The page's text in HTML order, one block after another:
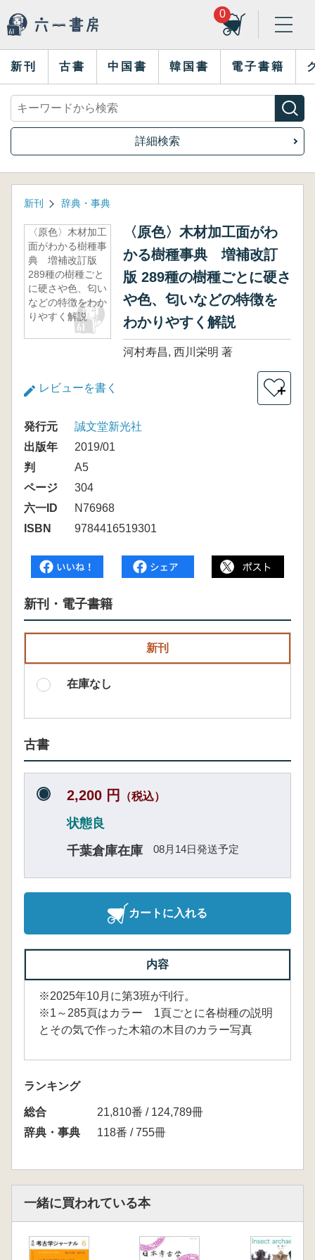
0
新刊 古書 中国書 韓国書 電子書籍
詳細検索
新刊 辞典・事典
〈原色〉木材加工
面がわかる樹種事
典 増補改訂版
289種の樹種ごと
に硬さや色、匂い
などの特徴をわか
りやすく解説
〈原色〉木材加工面がわ
かる樹種事典 増補改訂
版 289種の樹種ごとに硬さ
や色、匂いなどの特徴を
わかりやすく解説
河村寿昌, 西川栄明 著
レビューを書く ＋
発行元
誠文堂新光社
出版年
2019/01
判
A5
ページ
304
六一ID
N76968
ISBN
9784416519301
新刊・電子書籍
新刊
在庫なし
古書
2,200 円 （税込）
状態良
千葉倉庫在庫
08月14日発送予定
カートに入れる
内容
※2025年10月に第3班が刊行。
※1～285頁はカラー 1頁ごとに各樹種の説明
とその気で作った木箱の木目のカラー写真
ランキング
総合
21,810番 / 124,789冊
辞典・事典
118番 / 755冊
一緒に買われている本